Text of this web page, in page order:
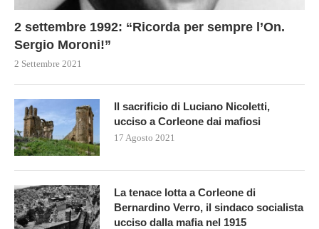
2 settembre 1992: “Ricorda per sempre l’On.
Sergio Moroni!”
2 Settembre 2021
Il sacrificio di Luciano Nicoletti,
ucciso a Corleone dai mafiosi
17 Agosto 2021
La tenace lotta a Corleone di
Bernardino Verro, il sindaco socialista
ucciso dalla mafia nel 1915